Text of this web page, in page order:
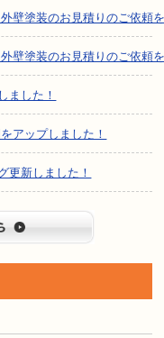
壁塗装のお見積りのご依頼
壁塗装のお見積りのご依頼
ました！
アップしました！
更新しました！